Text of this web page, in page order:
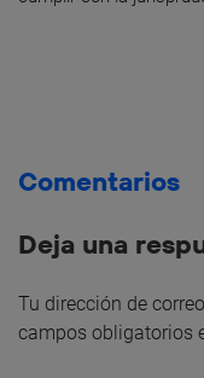
Comentarios
Deja una
Tu dirección de
campos obligatorios